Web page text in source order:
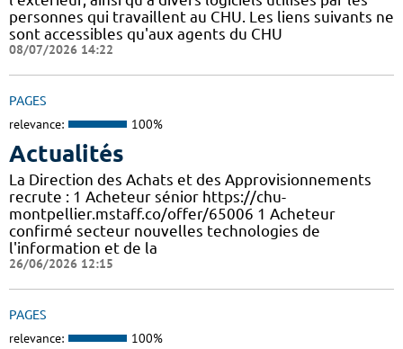
personnes qui travaillent au CHU. Les liens suivants ne
sont accessibles qu'aux agents du CHU
08/07/2026 14:22
PAGES
relevance: 100%
Actualités
La Direction des Achats et des Approvisionnements
recrute : 1 Acheteur sénior https://chu-
montpellier.mstaff.co/offer/65006 1 Acheteur
confirmé secteur nouvelles technologies de
l'information et de la
26/06/2026 12:15
PAGES
relevance: 100%